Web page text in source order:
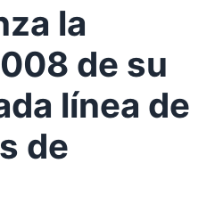
de su galardonada línea de
la
de su
línea de
de